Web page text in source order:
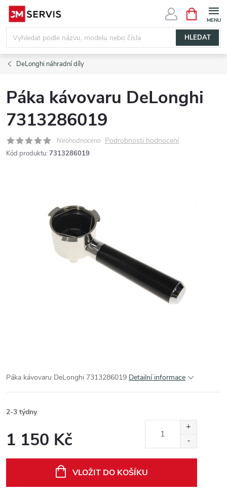
Přejít
obsah
HLEDAT
NÁKUPNÍ
KOŠÍK
DeLonghi náhradní díly
Páka kávovaru DeLonghi
7313286019
Neohodnoceno Podrobnosti hodnocení
Kód produktu: 7313286019
Páka kávovaru DeLonghi 7313286019 Detailní informace
2-3 týdny
1 150 Kč
VLOŽIT DO KOŠÍKU